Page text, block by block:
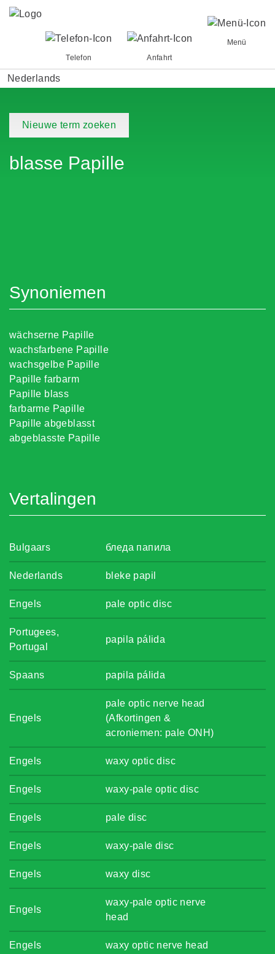
Menü
Telefon
Anfahrt
Nederlands
Nieuwe term zoeken
blasse Papille
Synoniemen
wächserne Papille
wachsfarbene Papille
wachsgelbe Papille
Papille farbarm
Papille blass
farbarme Papille
Papille abgeblasst
abgeblasste Papille
Vertalingen
Bulgaars бледа папила
Nederlands bleke papil
Engels pale optic disc
Portugees,
Portugal
papila pálida
Spaans papila pálida
Engels
pale optic nerve head
(Afkortingen &
acroniemen: pale ONH)
Engels waxy optic disc
Engels waxy-pale optic disc
Engels pale disc
Engels waxy-pale disc
Engels waxy disc
Engels
waxy-pale optic nerve
head
Engels waxy optic nerve head